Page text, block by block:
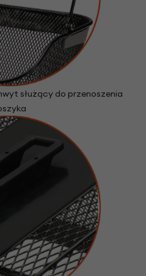
służący do przenoszenia